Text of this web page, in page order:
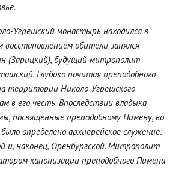
Угрешский монастырь находился в
обители занялся
(Зарицкий), будущий митрополит
Глубоко почитая преподобного
территории Николо-Угрешского
в его честь. Впоследствии владыка
посвященные преподобному Пимену, во
определено архиерейское служение:
и, наконец, Оренбургской. Митрополит
канонизации преподобного Пимена